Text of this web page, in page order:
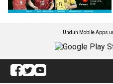
Unduh Mobile Apps